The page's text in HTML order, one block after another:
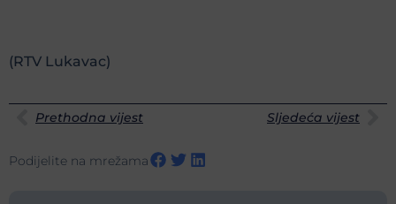
(RTV Lukavac)
Prethodna vijest Sljedeća vijest
Podijelite na mrežama